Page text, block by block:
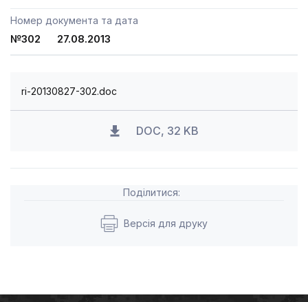
Номер документа та дата
№302 27.08.2013
ri-20130827-302.doc
DOC, 32 KB
Поділитися:
Версія для друку